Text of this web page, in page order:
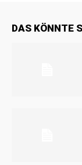
DAS KÖNNTE